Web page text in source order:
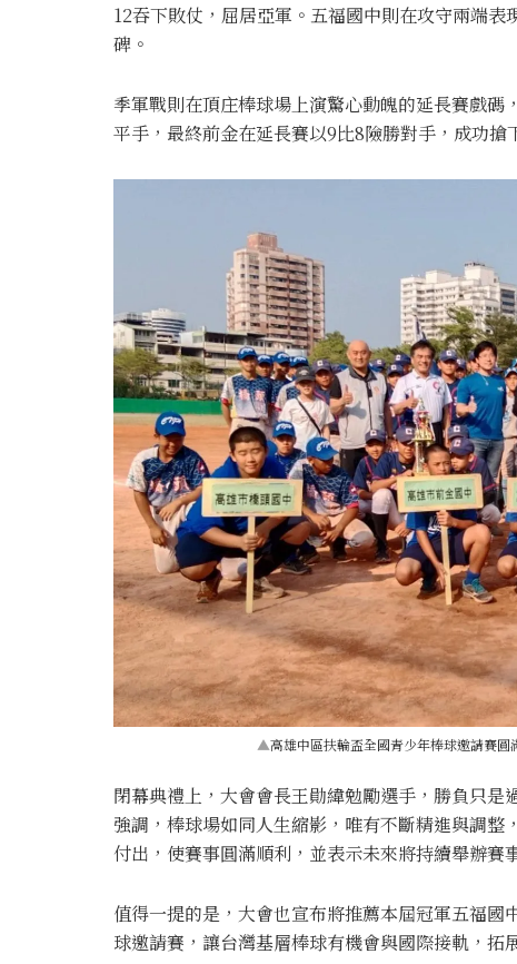
12吞下敗仗，屈居亞軍。五福國中則在攻守兩端
碑。
季軍戰則在頂庄棒球場上演驚心動魄的延長賽戲
平手，最終前金在延長賽以9比8險勝對手，成功搶
▲高雄中區扶輪盃全國青少年棒球邀請賽圓
閉幕典禮上，大會會長王勛緯勉勵選手，勝負只是
強調，棒球場如同人生縮影，唯有不斷精進與調
付出，使賽事圓滿順利，並表示未來將持續舉辦賽
值得一提的是，大會也宣布將推薦本屆冠軍五福國
球邀請賽 ，讓台灣基層棒球有機會與國際接軌，拓